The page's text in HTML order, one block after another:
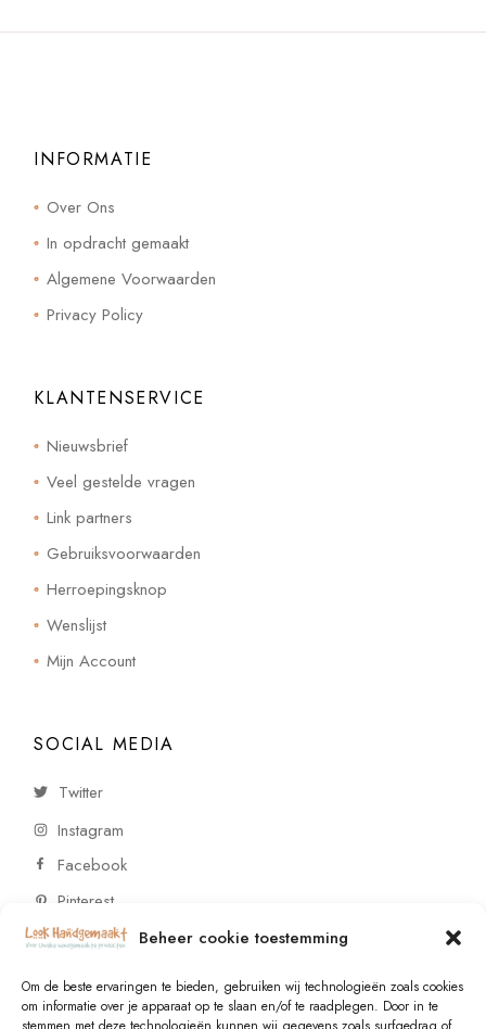
Beheer cookie toestemming
Om de beste ervaringen te bieden, gebruiken wij technologieën zoals cookies
om informatie over je apparaat op te slaan en/of te raadplegen. Door in te
INFORMATIE
Over Ons
In opdracht gemaakt
Algemene Voorwaarden
Privacy Policy
KLANTENSERVICE
Nieuwsbrief
Veel gestelde vragen
Link partners
Gebruiksvoorwaarden
Herroepingsknop
Wenslijst
Mijn Account
SOCIAL MEDIA
Twitter
Instagram
Facebook
Pinterest
CONTACT